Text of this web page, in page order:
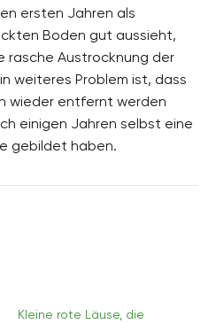
ersten Jahren als
Boden gut aussieht,
rasche Austrocknung der
weiteres Problem ist, dass
wieder entfernt werden
einigen Jahren selbst eine
gebildet haben.
Kleine rote Läuse, die